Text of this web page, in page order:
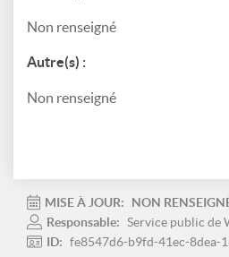
Non renseigné
Autre(s) :
Non renseigné
MISE À JOUR:
NON
Responsable: Service public de
ID: fe8547d6-b9fd-41ec-8dea-